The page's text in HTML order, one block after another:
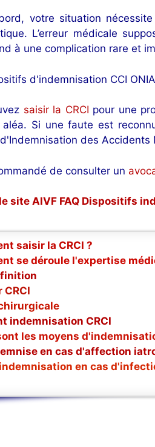
votre situation
L’erreur médicale
à une complication rare et
d'indemnisation CCI
saisir la CRCI pour une
Si une faute est
des
de consulter un
site AIVF FAQ Dispositifs
saisir la CRCI ?
se déroule l'expertise
CRCI
indemnisation CRCI
les moyens
en cas d'affection
en cas